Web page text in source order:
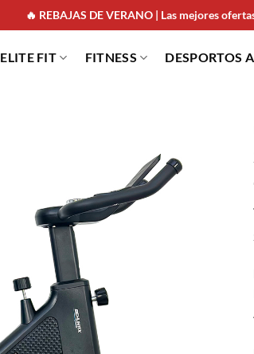
🔥 REBAJAS DE VERANO | Las mejores
ELITE FIT FITNESS DESPORTOS